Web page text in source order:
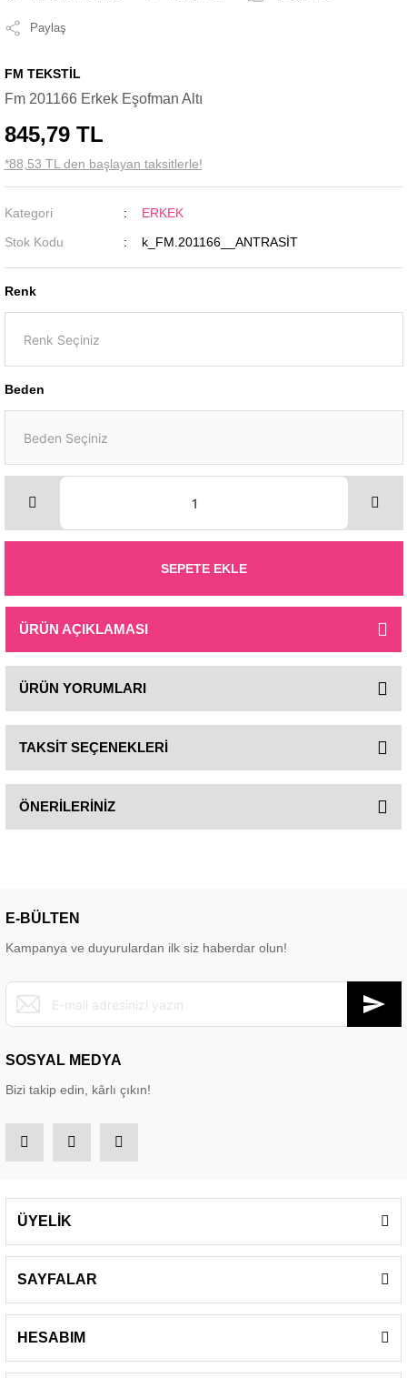
Paylaş
FM TEKSTİL
Fm 201166 Erkek Eşofman Altı
845,79 TL
*88,53 TL den başlayan taksitlerle!
Kategori
ERKEK
Stok Kodu
k_FM.201166__ANTRASİT
Renk
Beden
SEPETE EKLE
ÜRÜN AÇIKLAMASI
ÜRÜN YORUMLARI
TAKSİT SEÇENEKLERİ
ÖNERİLERİNİZ
E-BÜLTEN
Kampanya ve duyurulardan ilk siz haberdar olun!
SOSYAL MEDYA
Bizi takip edin, kârlı çıkın!
ÜYELİK
SAYFALAR
HESABIM